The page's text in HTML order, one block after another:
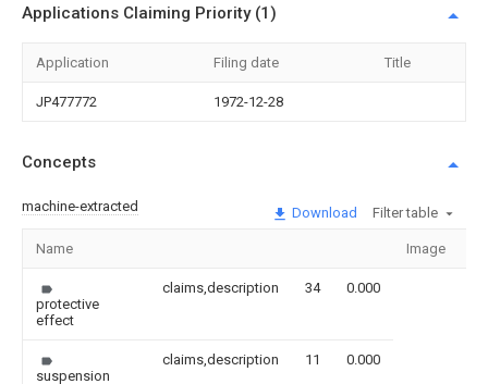
Applications Claiming Priority (1)
Application Filing date Title
JP477772 1972-12-28
Concepts
machine-extracted Download Filter table
Name Image
protective
effect
claims,description 34 0.000
suspension
claims,description 11 0.000